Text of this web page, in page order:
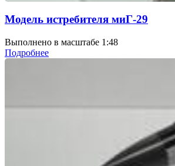
Модель истребителя миГ-29
Выполнено в масштабе 1:48
Подробнее